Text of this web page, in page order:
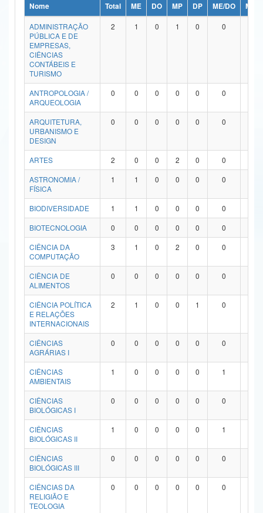
Ministério da Ciência, Tecnologia, Inovações e Comunicações
Ministério do Meio Ambiente
Ministério do Turismo
Ministério do Desenvolvimento Regional
Controladoria-Geral da União
Ministério da Mulher, da Família e dos Direitos Humanos
Secretaria de Governo
Advocacia-Geral da União
Banco Central do Brasil
Nome Total ME DO MP DP ME/DO
MP/
ADMINISTRAÇÃO
PÚBLICA E DE
EMPRESAS,
CIÊNCIAS
CONTÁBEIS E
TURISMO
2 1 0 1 0 0
ANTROPOLOGIA /
ARQUEOLOGIA
0 0 0 0 0 0
ARQUITETURA,
URBANISMO E
DESIGN
0 0 0 0 0 0
ARTES 2 0 0 2 0 0
ASTRONOMIA /
FÍSICA
1 1 0 0 0 0
BIODIVERSIDADE 1 1 0 0 0 0
BIOTECNOLOGIA
0 0 0 0 0 0
CIÊNCIA DA
COMPUTAÇÃO
3 1 0 2 0 0
CIÊNCIA DE
ALIMENTOS
0 0 0 0 0 0
CIÊNCIA POLÍTICA
E RELAÇÕES
INTERNACIONAIS
2 1 0 0 1 0
CIÊNCIAS
AGRÁRIAS I
0 0 0 0 0 0
CIÊNCIAS
AMBIENTAIS
1 0 0 0 0 1
CIÊNCIAS
BIOLÓGICAS I
0 0 0 0 0 0
CIÊNCIAS
BIOLÓGICAS II
1 0 0 0 0 1
CIÊNCIAS
BIOLÓGICAS III
0 0 0 0 0 0
CIÊNCIAS DA
RELIGIÃO E
TEOLOGIA
0 0 0 0 0 0